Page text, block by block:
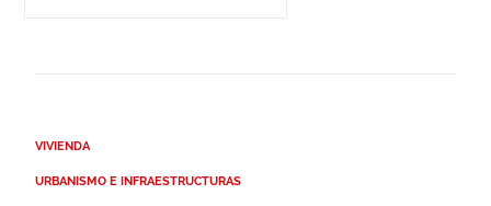
VIVIENDA
URBANISMO E INFRAESTRUCTURAS